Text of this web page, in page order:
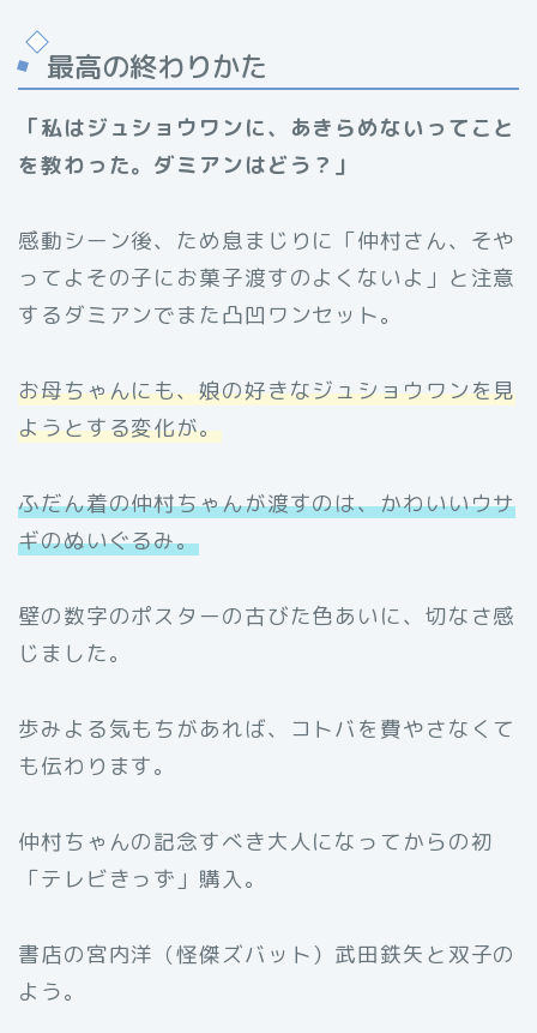
最高の終わりかた
「私はジュショウワンに、あきらめないってこと
を教わった。ダミアンはどう？」
感動シーン後、ため息まじりに「仲村さん、そや
ってよその子にお菓子渡すのよくないよ」と注意
するダミアンでまた凸凹ワンセット。
お母ちゃんにも、娘の好きなジュショウワンを見
ようとする変化が。
ふだん着の仲村ちゃんが渡すのは、かわいいウサ
ギのぬいぐるみ。
壁の数字のポスターの古びた色あいに、切なさ感
じました。
歩みよる気もちがあれば、コトバを費やさなくて
も伝わります。
仲村ちゃんの記念すべき大人になってからの初
「テレビきっず」購入。
書店の宮内洋（怪傑ズバット）武田鉄矢と双子の
よう。